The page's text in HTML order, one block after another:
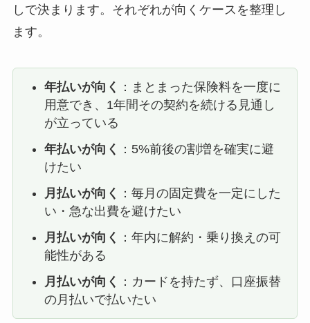
しで決まります。それぞれが向くケースを整理し
ます。
年払いが向く
：まとまった保険料を一度に
用意でき、1年間その契約を続ける見通し
が立っている
年払いが向く
：5%前後の割増を確実に避
けたい
月払いが向く
：毎月の固定費を一定にした
い・急な出費を避けたい
月払いが向く
：年内に解約・乗り換えの可
能性がある
月払いが向く
：カードを持たず、口座振替
の月払いで払いたい